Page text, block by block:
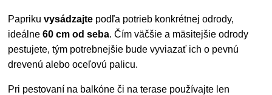
Paprikuvysádzajte podľa potrieb konkrétnej odrody,
ideálne60 cm od seba. Čím väčšie a mäsitejšie odrody
pestujete, tým potrebnejšie bude vyviazať ich o pevnú
drevenú alebo oceľovú palicu.
Pri pestovaní na balkóne či na terase používajte len